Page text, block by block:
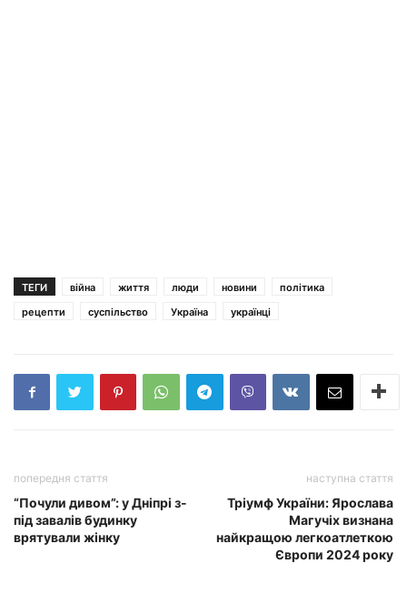
ТЕГИ війна життя люди новини
політика
рецепти
суспільство Україна українці
попередня стаття
“Почули дивом”: у Дніпрі з-
під завалів будинку
врятували жінку
наступна стаття
Тріумф України: Ярослава
Магучіх визнана
найкращою легкоатлеткою
Європи 2024 року